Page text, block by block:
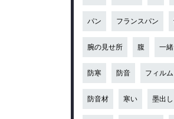
パン フランスパン
腕の見せ所 腹 一緒
防寒 防音 フィルム
防音材 寒い 墨出し